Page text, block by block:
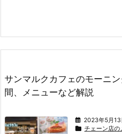
サンマルクカフェのモーニ
間、メニューなど解説
2023年5月13
チェーン店の